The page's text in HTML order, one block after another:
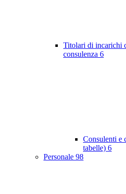
Titolari di incarichi
consulenza 6
Consulenti e
tabelle) 6
Personale 98